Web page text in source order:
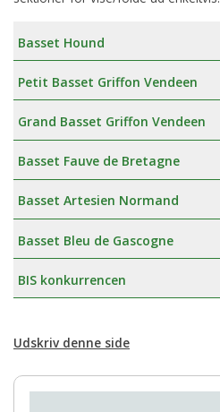
Basset Hound
Petit Basset Griffon Vendeen
Grand Basset Griffon Vendeen
Basset Fauve de Bretagne
Basset Artesien Normand
Basset Bleu de Gascogne
BIS konkurrencen
Udskriv denne side